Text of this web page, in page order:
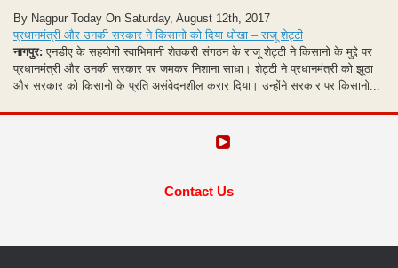
By Nagpur Today On Saturday, August 12th, 2017
प्रधानमंत्री और उनकी सरकार ने किसानो को दिया धोखा – राजू शेट्टी
नागपुर: एनडीए के सहयोगी स्वाभिमानी शेतकरी संगठन के राजू शेट्टी ने किसानो के मुद्दे पर
प्रधानमंत्री और उनकी सरकार पर जमकर निशाना साधा। शेट्टी ने प्रधानमंत्री को झूठा
और सरकार को किसानो के प्रति असंवेदनशील करार दिया। उन्होंने सरकार पर किसानो...
Contact Us